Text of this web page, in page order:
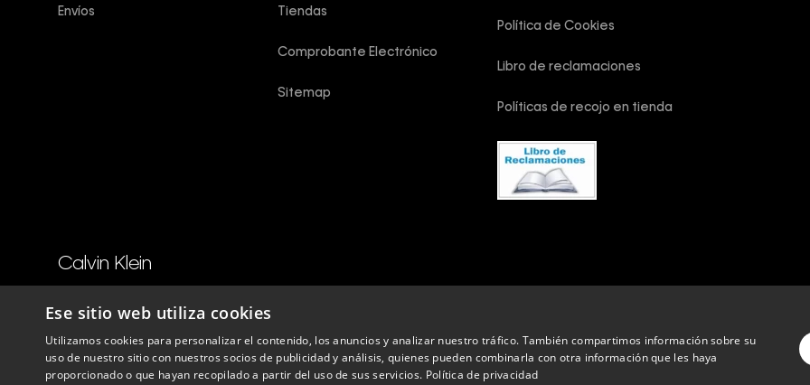
Envíos Tiendas
Comprobante Electrónico
Sitemap
Política de Cookies
Libro de reclamaciones
Políticas de recojo en tienda
Calvin Klein
Copyright © 2025 Calvin Klein peru ®. Todos los derechos reservados.
Perú
Ese sitio web utiliza cookies
Utilizamos cookies para personalizar el contenido, los anuncios y analizar nuestro tráfico. También compartimos información sobre su
uso de nuestro sitio con nuestros socios de publicidad y análisis, quienes pueden combinarla con otra información que les haya
proporcionado o que hayan recopilado a partir del uso de sus servicios. Política de privacidad